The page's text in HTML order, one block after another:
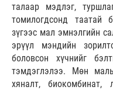
талаар мэдлэг,
томилогдсонд таатай
зүгээс мал эмнэлгийн
эрүүл мэндийн
боловсон хүчнийг
тэмдэглэлээ. Мөн
хяналт, биокомбинат,